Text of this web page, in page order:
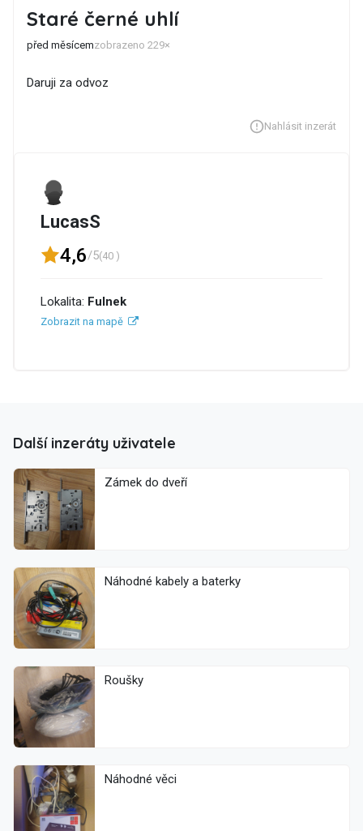
Staré černé uhlí
před měsícemzobrazeno 229×
Daruji za odvoz
Nahlásit inzerát
LucasS
4,6/5(40 )
Lokalita: Fulnek
Zobrazit na mapě
Další inzeráty uživatele
Zámek do dveří
Náhodné kabely a baterky
Roušky
Náhodné věci